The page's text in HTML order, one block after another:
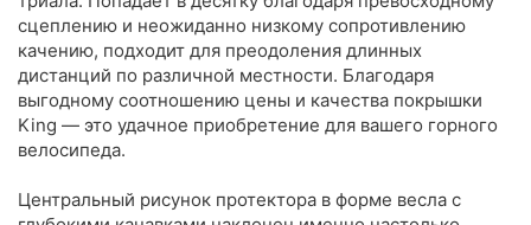
сцеплению и неожиданно низкому сопротивлению
качению, подходит для преодоления длинных
дистанций по различной местности. Благодаря
выгодному соотношению цены и качества покрышки
King — это удачное приобретение для вашего горного
велосипеда.
Центральный рисунок протектора в форме весла с